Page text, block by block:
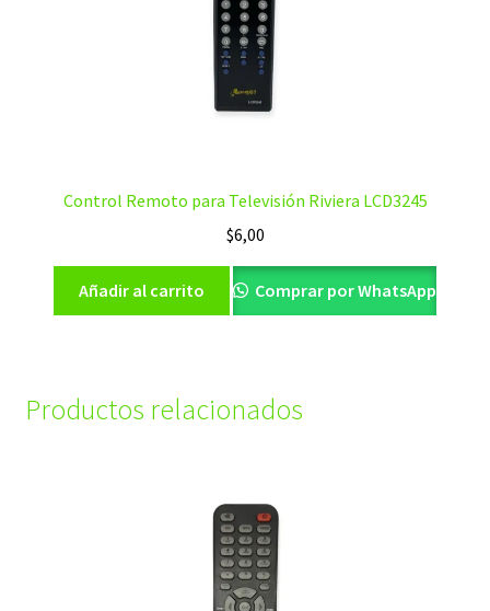
Control Remoto para Televisión Riviera LCD3245
$6,00
Añadir al carrito Comprar por WhatsApp
Productos relacionados